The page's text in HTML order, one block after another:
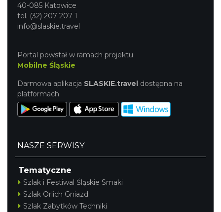
40-085 Katowice
tel. (32) 207 207 1
info@slaskie.travel
Portal powstał w ramach projektu
Mobilne Śląskie
Darmowa aplikacja SLASKIE.travel dostępna na
platformach
NASZE SERWISY
Tematyczne
Szlak i Festiwal Śląskie Smaki
Szlak Orlich Gniazd
Szlak Zabytków Techniki